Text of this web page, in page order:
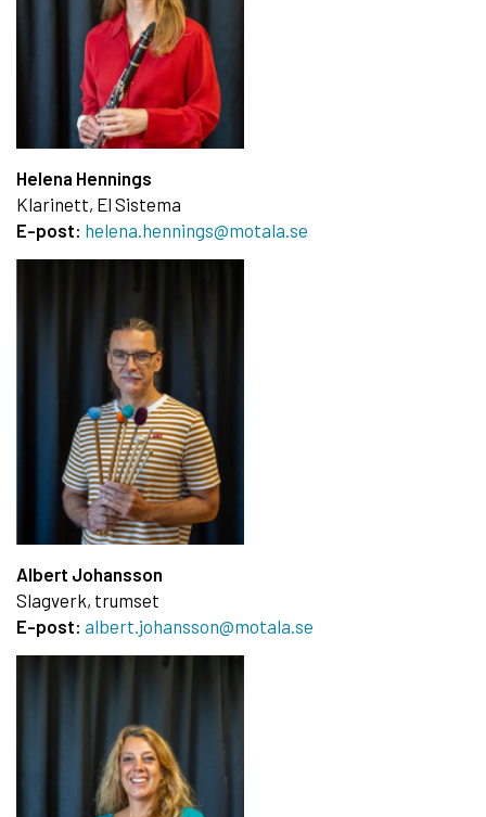
Helena Hennings
Klarinett, El Sistema
E-post: helena.hennings@motala.se
Albert Johansson
Slagverk, trumset
E-post: albert.johansson@motala.se